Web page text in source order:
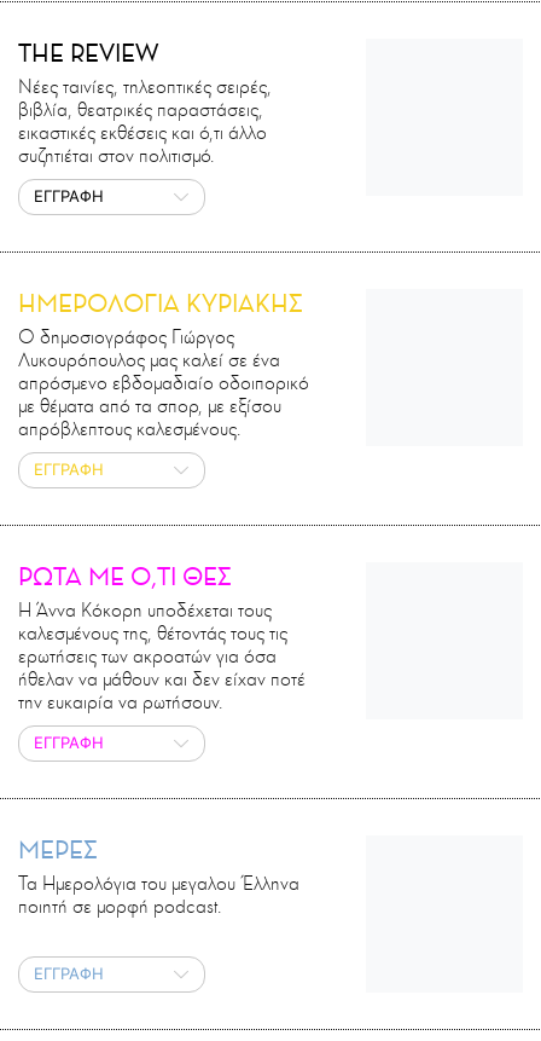
THE REVIEW
Νέες ταινίες, τηλεοπτικές σειρές,
βιβλία, θεατρικές παραστάσεις,
εικαστικές εκθέσεις και ό,τι άλλο
συζητιέται στον πολιτισμό.
ΕΓΓΡΑΦΗ
ΗΜΕΡΟΛΟΓΙΑ ΚΥΡΙΑΚΗΣ
Ο δημοσιογράφος Γιώργος
Λυκουρόπουλος μας καλεί σε ένα
απρόσμενο εβδομαδιαίο οδοιπορικό
με θέματα από τα σπορ, με εξίσου
απρόβλεπτους καλεσμένους.
ΕΓΓΡΑΦΗ
ΡΩΤΑ ΜΕ Ο,ΤΙ ΘΕΣ
Η Άννα Κόκορη υποδέχεται τους
καλεσμένους της, θέτοντάς τους τις
ερωτήσεις των ακροατών για όσα
ήθελαν να μάθουν και δεν είχαν ποτέ
την ευκαιρία να ρωτήσουν.
ΕΓΓΡΑΦΗ
ΜΕΡΕΣ
Τα Ημερολόγια του μεγαλου Έλληνα
ποιητή σε μορφή podcast.
ΕΓΓΡΑΦΗ